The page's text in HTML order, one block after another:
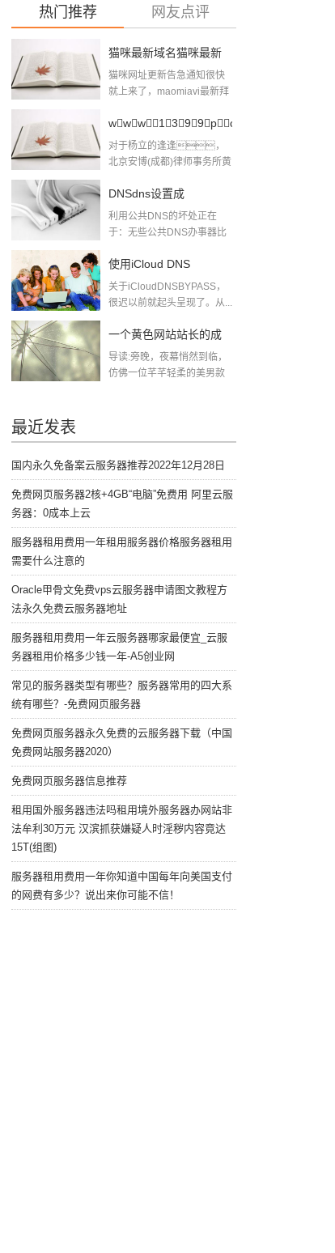
热门推荐 网友点评
猫咪最新域名猫咪最新
跳转域名
猫咪网址更新告急通知很快
就上来了，maomiavi最新拜
www1399pcompk10，
网站域名
对于杨立的逢逢，
北京安博(成都)律师事务所黄
DNSdns设置成
114114114114有什么好
利用公共DNS的坏处正在
于：无些公共DNS办事器比
使用iCloud DNS
BYPASS绕过激活界面在
关于iCloudDNSBYPASS，
很迟以前就起头呈现了。从...
一个黄色网站站长的成
长之路
导读:旁晚，夜幕悄然到临，
仿佛一位芊芊轻柔的美男款
最近发表
国内永久免备案云服务器推荐2022年12月28日
免费网页服务器2核+4GB“电脑”免费用 阿里云服
务器：0成本上云
服务器租用费用一年租用服务器价格服务器租用
需要什么注意的
Oracle甲骨文免费vps云服务器申请图文教程方
法永久免费云服务器地址
服务器租用费用一年云服务器哪家最便宜_云服
务器租用价格多少钱一年-A5创业网
常见的服务器类型有哪些？服务器常用的四大系
统有哪些？-免费网页服务器
免费网页服务器永久免费的云服务器下载（中国
免费网站服务器2020）
免费网页服务器信息推荐
租用国外服务器违法吗租用境外服务器办网站非
法牟利30万元 汉滨抓获嫌疑人时淫秽内容竟达
15T(组图)
服务器租用费用一年你知道中国每年向美国支付
的网费有多少？说出来你可能不信！